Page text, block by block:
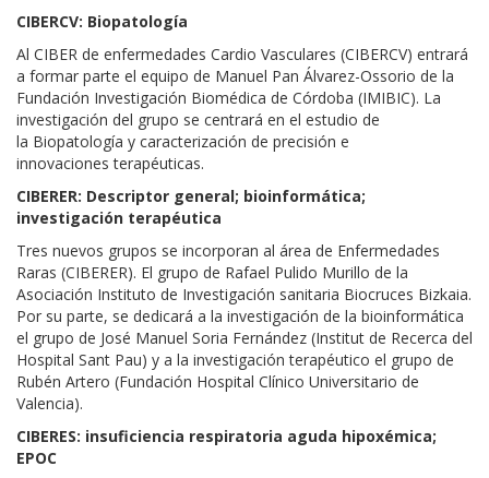
CIBERCV: Biopatología
Al CIBER de enfermedades Cardio Vasculares (CIBERCV) entrará
a formar parte el equipo de Manuel Pan Álvarez-Ossorio de la
Fundación Investigación Biomédica de Córdoba (IMIBIC). La
investigación del grupo se centrará en el estudio de
la Biopatología y caracterización de precisión e
innovacionesterapéuticas.
CIBERER: Descriptor general; bioinformática;
investigación terapéutica
Tres nuevos grupos se incorporan al área de Enfermedades
Raras (CIBERER). El grupo de Rafael Pulido Murillo de la
Asociación Instituto de Investigación sanitaria Biocruces Bizkaia.
Por su parte, se dedicará a la investigación de la bioinformática
el grupo de José Manuel Soria Fernández (Institut de Recerca del
Hospital Sant Pau) y a la investigación terapéutico el grupo de
Rubén Artero (Fundación Hospital Clínico Universitario de
Valencia).
CIBERES: insuficiencia respiratoria aguda hipoxémica;
EPOC